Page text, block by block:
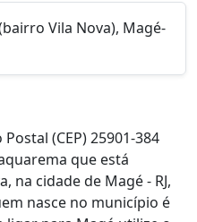
Vila Nova), Magé-
(CEP) 25901-384
que está
na cidade de Magé - RJ,
nasce no município é